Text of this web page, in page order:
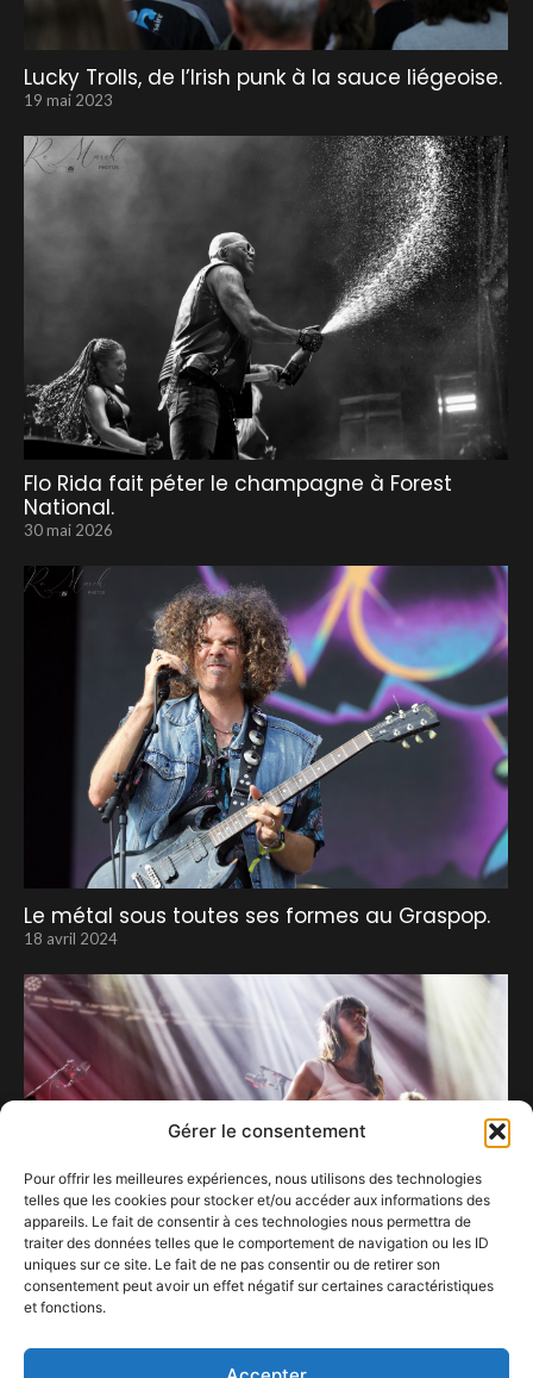
Gérer le consentement
Pour offrir les meilleures expériences, nous utilisons des technologies
telles que les cookies pour stocker et/ou accéder aux informations des
appareils. Le fait de consentir à ces technologies nous permettra de
traiter des données telles que le comportement de navigation ou les ID
uniques sur ce site. Le fait de ne pas consentir ou de retirer son
consentement peut avoir un effet négatif sur certaines caractéristiques
et fonctions.
Lucky Trolls, de l’Irish punk à la sauce liégeoise.
19 mai 2023
Flo Rida fait péter le champagne à Forest
National.
30 mai 2026
Le métal sous toutes ses formes au Graspop.
18 avril 2024
8 octobre 2023